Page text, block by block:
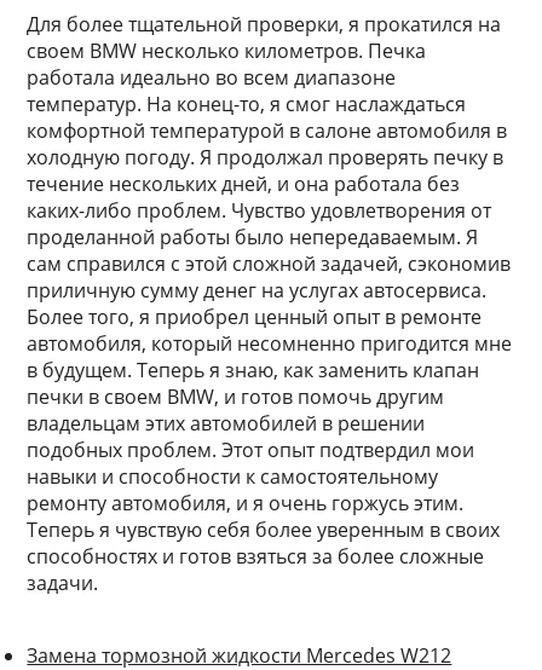
Для более тщательной проверки, я прокатился на
своем BMW несколько километров. Печка
работала идеально во всем диапазоне
температур. На конец-то, я смог наслаждаться
комфортной температурой в салоне автомобиля в
холодную погоду. Я продолжал проверять печку в
течение нескольких дней, и она работала без
каких-либо проблем. Чувство удовлетворения от
проделанной работы было непередаваемым. Я
сам справился с этой сложной задачей, сэкономив
приличную сумму денег на услугах автосервиса.
Более того, я приобрел ценный опыт в ремонте
автомобиля, который несомненно пригодится мне
в будущем. Теперь я знаю, как заменить клапан
печки в своем BMW, и готов помочь другим
владельцам этих автомобилей в решении
подобных проблем. Этот опыт подтвердил мои
навыки и способности к самостоятельному
ремонту автомобиля, и я очень горжусь этим.
Теперь я чувствую себя более уверенным в своих
способностях и готов взяться за более сложные
задачи.
Замена тормозной жидкости Mercedes W212